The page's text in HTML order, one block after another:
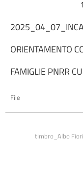
1
ORIENTAMENTO
FAMIGLIE PNRR
File
timbro_Albo